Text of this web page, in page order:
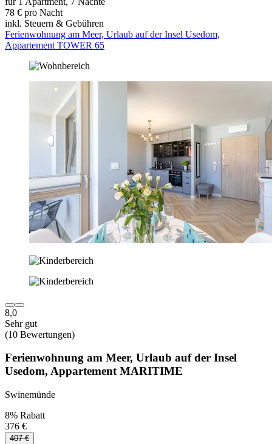
78 € pro Nacht
inkl. Steuern & Gebühren
Ferienwohnung am Meer, Urlaub auf der Insel Usedom,
Appartement TOWER 65
8,0
Sehr gut
(10 Bewertungen)
Ferienwohnung am Meer, Urlaub auf der Insel
Usedom, Appartement MARITIME
Swinemünde
8% Rabatt
376 €
407 €